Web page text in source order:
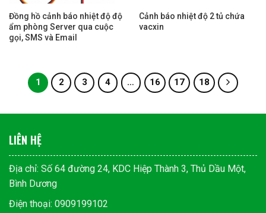
Đồng hồ cảnh báo nhiệt độ độ
ẩm phòng Server qua cuộc
gọi, SMS và Email
Cảnh báo nhiệt độ 2 tủ chứa
vacxin
1 2 3 4 … 16 17 18
LIÊN HỆ
Địa chỉ: Số 64 đường 24, KDC Hiệp Thành 3, Thủ Dầu Một,
Bình Dương
Điện thoại: 0909199102